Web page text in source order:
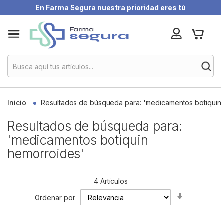
En Farma Segura nuestra prioridad eres tú
to
Content
My
Inicio Resultados de búsqueda para: 'medicamentos
Resultados de búsqueda para:
'medicamentos botiquin
hemorroides'
4Artículos
Ordenar por